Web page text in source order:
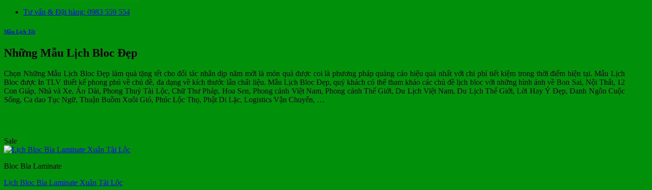
Tư vấn & Đặt hàng: 0983 559 554
Mẫu Lịch Tết
Những Mẫu Lịch Bloc Đẹp
Chọn Những Mẫu Lịch Bloc Đẹp làm quà tặng tết cho đối tác nhân dịp năm mới là món quà được coi là phương pháp quảng cáo hiệu quả nhất với chi phí tiết kiệm trong thời điểm hiện tại.Mẫu Lịch
Bloc được In TLV thiết kế phong phú về chủ đề, đa dạng về kích thước lẫn chất liệu. Mẫu Lịch Bloc Đẹp, quý khách có thể tham khảo các chủ đề lịch bloc với những hình ảnh về Bon Sai, Nội Thất, 12
Con Giáp, Nhà và Xe, Áo Dài, Phong Thuỷ Tài Lộc, Chữ Thư Pháp, Hoa Sen, Phong cảnh Việt Nam, Phong cảnh Thế Giới, Du Lịch Việt Nam, Du Lịch Thế Giới, Lời Hay Ý Đẹp, Danh Ngôn Cuộc
Sống, Ca dao Tục Ngữ, Thuận Buồm Xuôi Gió, Phúc Lộc Thọ, Phật Di Lặc, Logistics Vận Chuyển, …
Sale
Bloc Bìa Laminate
Lịch Bloc Bìa Laminate Xuân Tài Lộc